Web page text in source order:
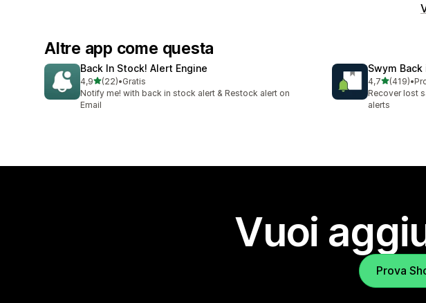
Altre app come questa
Back In Stock! Alert Engine
4,9stelle su 5
(22)
22 recensioni totali
•Gratis
Notify me! with back in stock alert & Restock alert on
Email
Swym
4,7stelle su 5
(419)
419 •
Recover lost
alerts
Vuoi
Prova